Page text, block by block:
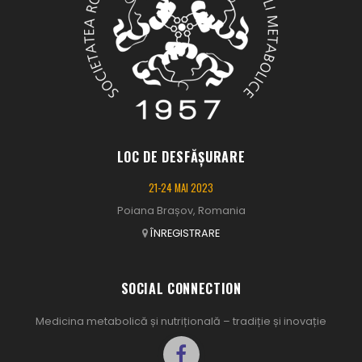
LOC DE DESFĂȘURARE
21-24 MAI 2023
Poiana Brașov, Romania
ÎNREGISTRARE
SOCIAL CONNECTION
Medicina metabolică și nutrițională – tradiție și inovație